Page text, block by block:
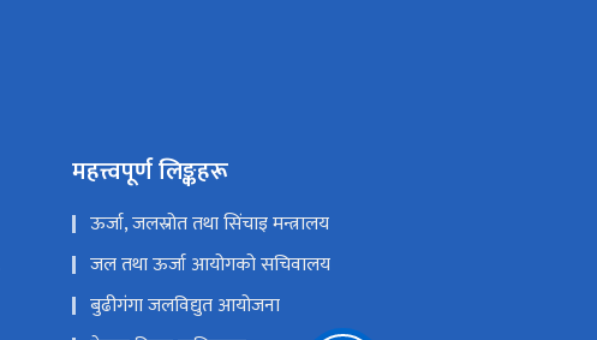
महत्त्वपूर्ण लिङ्कहरू
ऊर्जा, जलस्रोत तथा सिंचाइ मन्त्रालय
जल तथा ऊर्जा आयोगको सचिवालय
बुढीगंगा जलविद्युत आयोजना